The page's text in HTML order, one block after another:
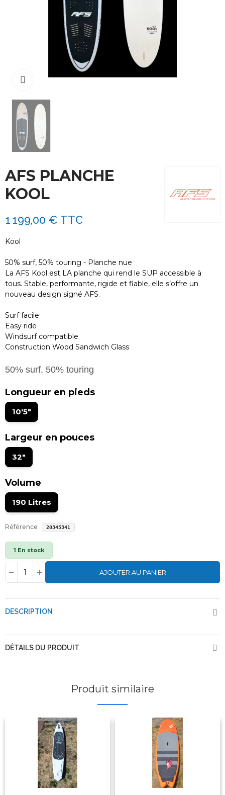
AFS PLANCHE
KOOL
1 199,00 € TTC
Kool
50% surf, 50% touring - Planche nue
La AFS Kool est LA planche qui rend le SUP accessible à
tous. Stable, performante, rigide et fiable, elle s’offre un
nouveau design signé AFS.
Surf facile
Easy ride
Windsurf compatible
Construction Wood Sandwich Glass
50% surf, 50% touring
Longueur en pieds
10'5"
Largeur en pouces
32"
Volume
190 Litres
Référence 20345341
1 En stock
AJOUTER AU PANIER
DESCRIPTION
DÉTAILS DU PRODUIT
Produit similaire